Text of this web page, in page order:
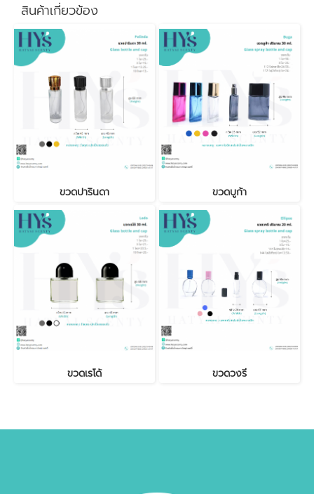
สินค้าเกี่ยวข้อง
ขวดปารินดา ขวดบูก้า
ขวดเรโด้ ขวดวงรี